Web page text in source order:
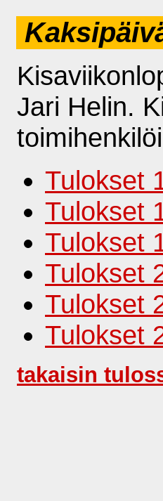
Jari Helin.
Tulokset
Tulokset
Tulokset
Tulokset
Tulokset
Tulokset
takaisin